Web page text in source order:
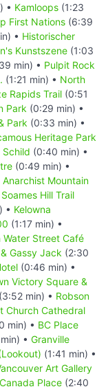
• Kamloops (1:23
First Nations (6:39
• Historischer
Kunstszene (1:03
min) • Pulpit Rock
(1:21 min) • North
Rapids Trail (0:51
Park (0:29 min) •
Park (0:33 min) •
Heritage Park
Schild (0:40 min) •
(0:49 min) •
Anarchist Mountain
Soames Hill Trail
• Kelowna
(1:17 min) •
Water Street Café
Gassy Jack (2:30
(0:46 min) •
Victory Square &
(3:52 min) • Robson
Church Cathedral
min) • BC Place
• Granville
(1:41 min) •
Art Gallery
Canada Place (2:40